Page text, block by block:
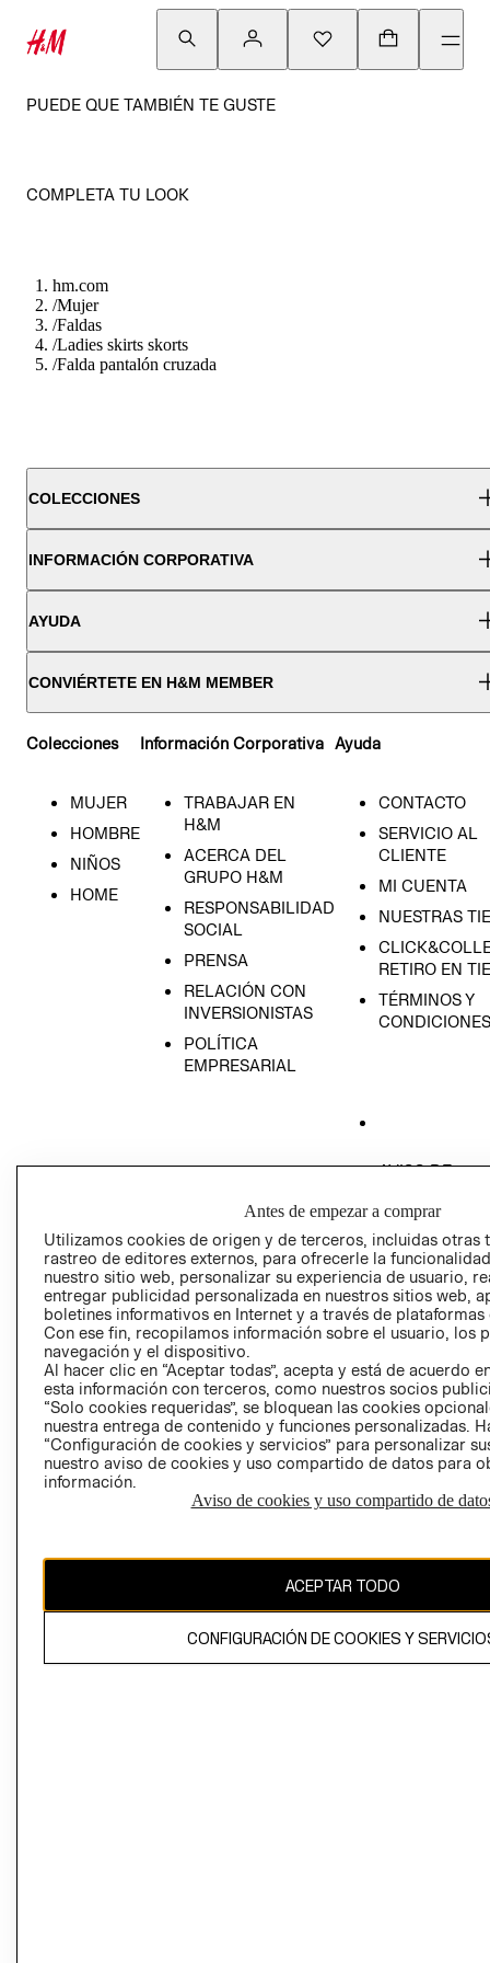
PUEDE QUE TAMBIÉN TE GUSTE
COMPLETA TU LOOK
hm.com
/Mujer
/Faldas
/Ladies skirts skorts
/Falda pantalón cruzada
COLECCIONES
INFORMACIÓN CORPORATIVA
AYUDA
CONVIÉRTETE EN H&M MEMBER
Colecciones
MUJER
HOMBRE
NIÑOS
HOME
Información Corporativa
TRABAJAR EN
H&M
ACERCA DEL
GRUPO H&M
RESPONSABILIDAD
SOCIAL
PRENSA
RELACIÓN CON
INVERSIONISTAS
POLÍTICA
EMPRESARIAL
Ayuda
CONTACTO
SERVICIO AL
CLIENTE
MI CUENTA
NUESTRAS
RETIRO EN
TÉRMINOS Y
CONDICIONES
AVISO DE
GIFT CARD
AVISO DE
Perú (S/)
CAMBIAR REGIÓN
propiedad de H&M Hennes & Mauritz AB
Antes de empezar a comprar
Utilizamos cookies de origen y de terceros, incluidas otras
rastreo de editores externos, para ofrecerle la
nuestro sitio web, personalizar su experiencia de usuario,
entregar publicidad personalizada en nuestros sitios web,
boletines informativos en Internet y a través de plataformas
Con ese fin, recopilamos información sobre el usuario, los
navegación y el dispositivo.
Al hacer clic en “Aceptar todas”, acepta y está de acuerdo
esta información con terceros, como nuestros socios
“Solo cookies requeridas”, se bloquean las cookies
nuestra entrega de contenido y funciones personalizadas.
“Configuración de cookies y servicios” para personalizar
nuestro aviso de cookies y uso compartido de datos para
información.
Aviso de cookies y uso compartido de
ACEPTAR TODO
CONFIGURACIÓN DE COOKIES Y